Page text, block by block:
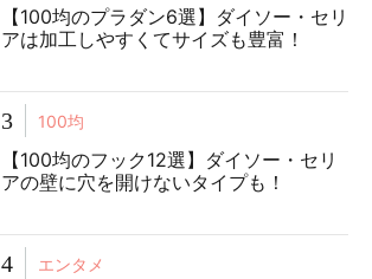
【100均のプラダン6選】ダイソー・セリ
アは加工しやすくてサイズも豊富！
3 100均
【100均のフック12選】ダイソー・セリ
アの壁に穴を開けないタイプも！
4 エンタメ